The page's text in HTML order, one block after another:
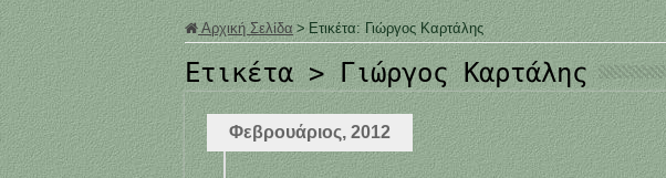
Αρχική Σελίδα > Ετικέτα: Γιώργος Καρτάλης
Ετικέτα > Γιώργος Καρτάλης
Φεβρουάριος, 2012